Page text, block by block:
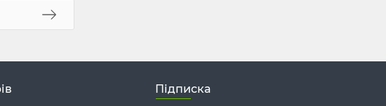
Підписка